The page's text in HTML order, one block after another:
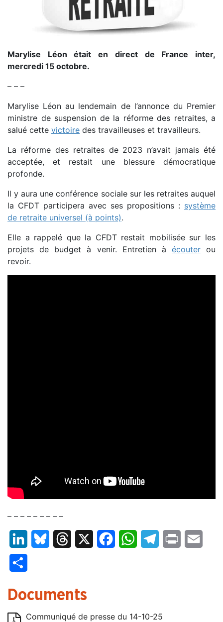
Marylise Léon était en direct de France inter,
mercredi 15 octobre.
– – –
Marylise Léon au lendemain de l’annonce du Premier
ministre de suspension de la réforme des retraites, a
salué cette victoire des travailleuses et travailleurs.
La réforme des retraites de 2023 n’avait jamais été
acceptée, et restait une blessure démocratique
profonde.
Il y aura une conférence sociale sur les retraites auquel
la CFDT participera avec ses propositions : système
de retraite universel (à points).
Elle a rappelé que la CFDT restait mobilisée sur les
projets de budget à venir. Entretien à écouterou
revoir.
– – – – – – – – –
LinkedInBluesky Threads FacebookWhatsAppTelegram
Print
Documents
Communiqué de presse du 14-10-25